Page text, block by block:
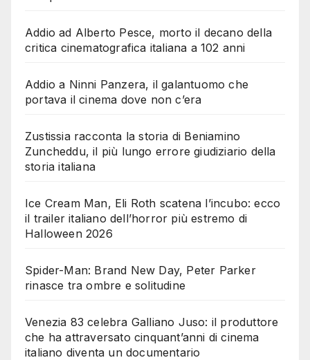
Addio ad Alberto Pesce, morto il decano della
critica cinematografica italiana a 102 anni
Addio a Ninni Panzera, il galantuomo che
portava il cinema dove non c’era
Zustissia racconta la storia di Beniamino
Zuncheddu, il più lungo errore giudiziario della
storia italiana
Ice Cream Man, Eli Roth scatena l’incubo: ecco
il trailer italiano dell’horror più estremo di
Halloween 2026
Spider-Man: Brand New Day, Peter Parker
rinasce tra ombre e solitudine
Venezia 83 celebra Galliano Juso: il produttore
che ha attraversato cinquant’anni di cinema
italiano diventa un documentario